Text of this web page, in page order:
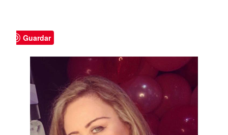
Guardar